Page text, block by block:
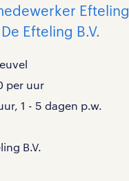
Efteling
Efteling B.V.
per uur
1 - 5 dagen p.w.
B.V.